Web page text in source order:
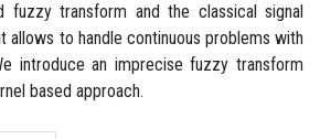
fuzzy transform and the classical signal
allows to handle continuous problems with
introduce an imprecise fuzzy transform
based approach.